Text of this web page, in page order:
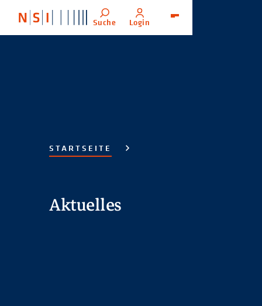
Suche Login
STARTSEITE
Aktuelles